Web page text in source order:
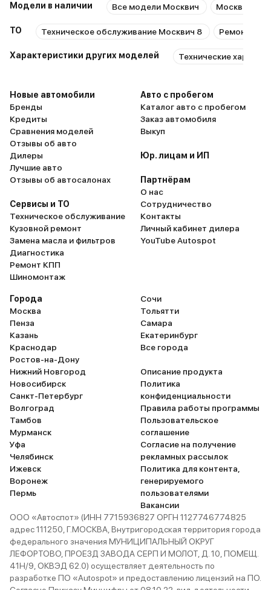
Модели в наличии Все модели Москвич Москвич с
ТО Техническое обслуживание Москвич 8 Ремонт
Характеристики других моделей Технические
Новые автомобили
Бренды
Кредиты
Сравнения моделей
Отзывы об авто
Дилеры
Лучшие авто
Отзывы об автосалонах
Сервисы и ТО
Техническое обслуживание
Кузовной ремонт
Замена масла и фильтров
Диагностика
Ремонт КПП
Шиномонтаж
Авто с пробегом
Каталог авто с пробегом
Заказ автомобиля
Выкуп
Юр. лицам и ИП
Партнёрам
О нас
Сотрудничество
Контакты
Личный кабинет дилера
YouTube Autospot
Города
Москва
Пенза
Казань
Краснодар
Ростов-на-Дону
Нижний Новгород
Новосибирск
Санкт-Петербург
Волгоград
Тамбов
Мурманск
Уфа
Челябинск
Ижевск
Воронеж
Пермь
Сочи
Тольятти
Самара
Екатеринбург
Все города
Описание продукта
Политика
конфиденциальности
Правила работы программы
Пользовательское
соглашение
Согласие на получение
рекламных рассылок
Политика для контента,
генерируемого
пользователями
Вакансии
ООО «Автоспот» (ИНН 7715936827 ОРГН 1127746774825
адрес 111250, Г.МОСКВА, Внутригородская территория города
федерального значения МУНИЦИПАЛЬНЫЙ ОКРУГ
ЛЕФОРТОВО, ПРОЕЗД ЗАВОДА СЕРП И МОЛОТ, Д. 10, ПОМЕЩ.
41Н/9, ОКВЭД 62.0) осуществляет деятельность по
разработке ПО «Autospot» и предоставлению лицензий на ПО.